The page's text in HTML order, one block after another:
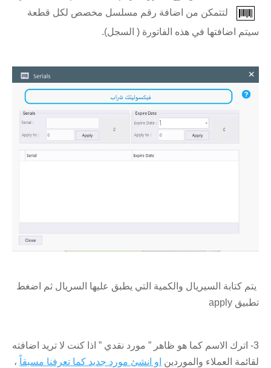
لتتمكن من اضافة رقم مسلسل مخصص لكل قطعة
سيتم اضافتها في هذه الفاتورة ( السجل).
يتم كتابة السيريال والكمية التي يطبق عليها السريال ثم اضغط
تطبيق apply
3- اترك الاسم كما هو ظاهر ” مورد نقدي ” اذا كنت لا تريد اضافته
لقائمة العملاء والموردين او انشئ مورد جديد كما تعرفنا مسبقاً ،